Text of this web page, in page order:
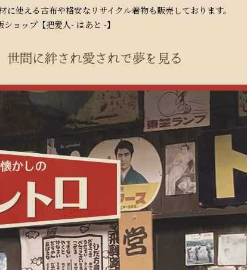
使える古布や格安なリサイクル着物も販売しております。
ョップ【把愛人- はあと -】